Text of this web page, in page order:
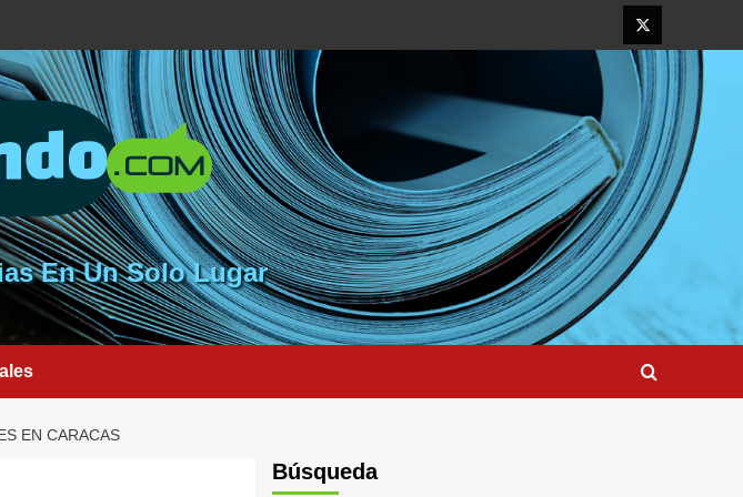
Elemento
del
menú
En Un Solo Lugar
EN CARACAS
Búsqueda